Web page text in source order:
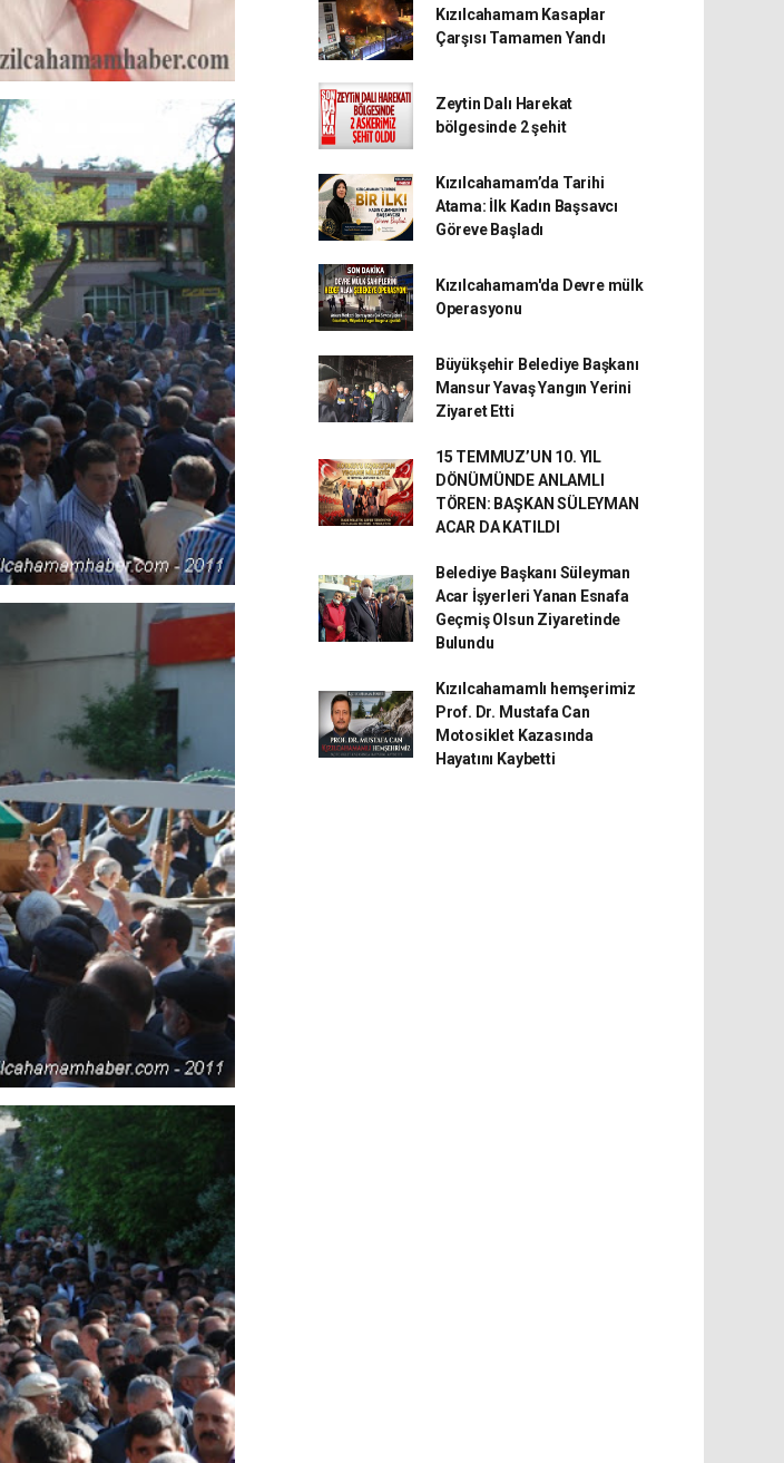
Kızılcahamam Kasaplar
Çarşısı Tamamen Yandı
Zeytin Dalı Harekat
bölgesinde 2 şehit
Kızılcahamam’da Tarihi
Atama: İlk Kadın Başsavcı
Göreve Başladı
Kızılcahamam'da Devre mülk
Operasyonu
Büyükşehir Belediye Başkanı
Mansur Yavaş Yangın Yerini
Ziyaret Etti
15 TEMMUZ’UN 10. YIL
DÖNÜMÜNDE ANLAMLI
TÖREN: BAŞKAN SÜLEYMAN
ACAR DA KATILDI
Belediye Başkanı Süleyman
Acar İşyerleri Yanan Esnafa
Geçmiş Olsun Ziyaretinde
Bulundu
Kızılcahamamlı hemşerimiz
Prof. Dr. Mustafa Can
Motosiklet Kazasında
Hayatını Kaybetti